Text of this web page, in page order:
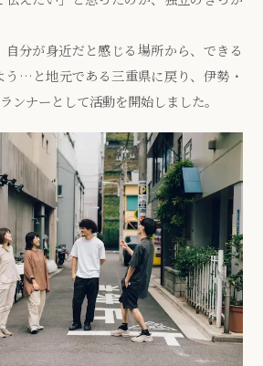
分が身近だと感じる場所から、できる
う…と地元である三重県に戻り、伊勢・
ンナーとして活動を開始しました。